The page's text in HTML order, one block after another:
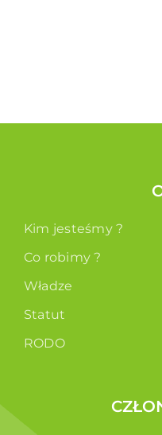
Kim jesteśmy ?
Co robimy ?
Władze
Statut
RODO